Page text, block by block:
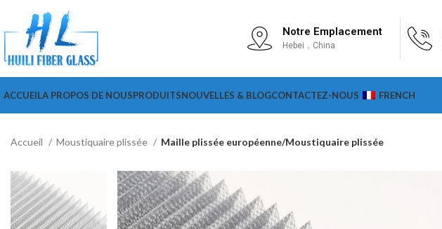
Notre Emplacement
Hebei，China
ACCUEILA PROPOS DE NOUSPRODUITSNOUVELLES & BLOGCONTACTEZ-NOUS FRENCH
Accueil Moustiquaire plissée Maille plissée européenne/Moustiquaire plissée